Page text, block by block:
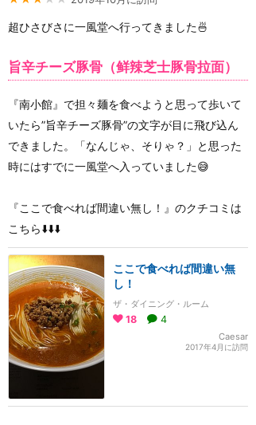
超ひさびさに一風堂へ行ってきました🍜
旨辛チーズ豚骨（鲜辣芝士豚骨拉面）
『南小館』で担々麺を食べようと思って歩いて
いたら”旨辛チーズ豚骨”の文字が目に飛び込ん
できました。「なんじゃ、そりゃ？」と思った
時にはすでに一風堂へ入っていました😅
『ここで食べれば間違い無し！』のクチコミは
こちら⬇️⬇️⬇️
ここで食べれば間違い無
し！
ザ・ダイニング・ルーム
18 4
Caesar
2017年4月に訪問